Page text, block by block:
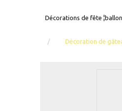
Décorations de fête
Décoration de